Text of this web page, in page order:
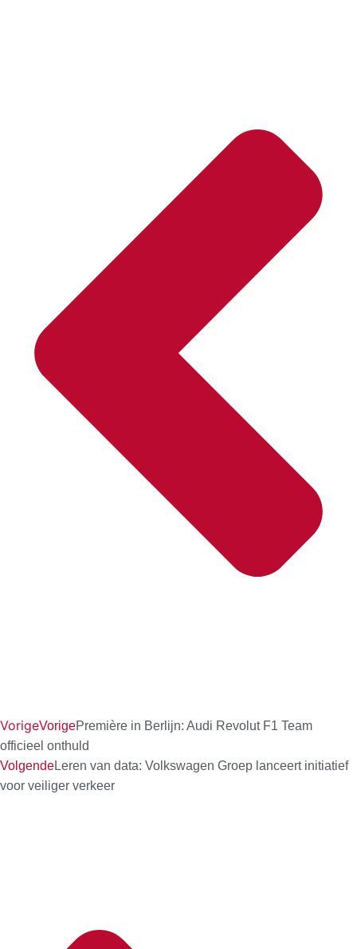
VorigeVorigePremière in Berlijn: Audi Revolut F1 Team
officieel onthuld
VolgendeLeren van data: Volkswagen Groep lanceert initiatief
voor veiliger verkeer